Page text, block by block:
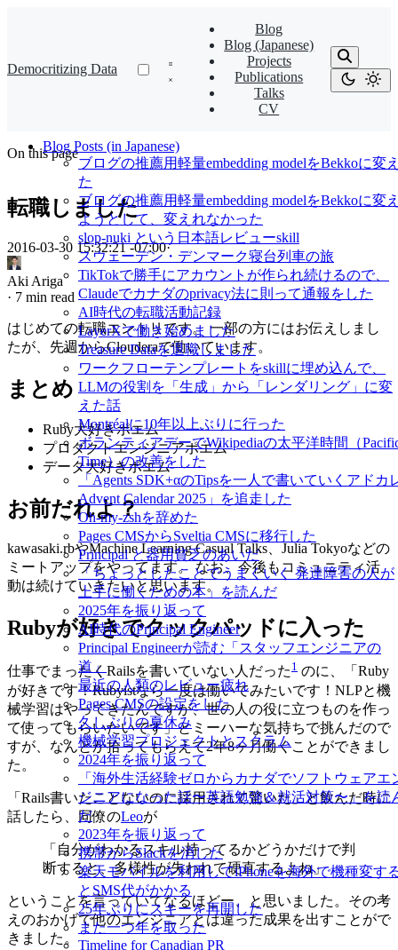
Democritizing Data
Blog
Blog (Japanese)
Projects
Publications
Talks
CV
Blog Posts (in Japanese)
ブログの推薦用軽量embedding modelをBekkoに変
た
ブログの推薦用軽量embedding modelをBekkoに変
ようとして、変えれなかった
slop-nuki という日本語レビューskill
スウェーデン・デンマーク寝台列車の旅
TikTokで勝手にアカウントが作られ続けるので、
Claudeでカナダのprivacy法に則って通報をした
AI時代の転職活動記録
LayerXで働き始めました
Treasure Dataを退職しました
ワークフローテンプレートをskillに埋め込んで、
LLMの役割を「生成」から「レンダリング」に変
えた話
Montréalに10年以上ぶりに行った
ボランティアデーでWikipediaの太平洋時間（
Time）の改善をした
「Agents SDK+αのTipsを一人で書いていくアドカ
Advent Calendar 2025」を追走した
Oh-my-zshを辞めた
Pages CMSからSveltia CMSに移行した
Principal と器用貧乏のあいだ
「ちょっとしたことでうまくいく 発達障害の人が
上手に働くための本」を読んだ
2025年を振り返って
AI時代のPrincipal Engineer
Principal Engineerが読む「スタッフエンジニアの
道」
最近の人類のレビュー疲れ
Pages CMSの設定をした
久しぶりの夏休み
機械学習プロジェクトとスクラム
2024年を振り返って
「海外生活経験ゼロからカナダでソフトウェアエ
ジニアになった話〜英語勉強＆就活対策〜」を読
だ
2023年を振り返って
携帯からSlackを消した
楽天モバイルを利用してiPhoneを海外で機種変す
とSMS代がかかる
25年ぶりにスキーを再開した
また一つ年を取った
Timeline for Canadian PR
On this page
転職しました
2016-03-30 15:32:21 -07:00·
Aki Ariga
· 7 min read
はじめての転職エントリです。 一部の方にはお伝えしまし
たが、先週からClouderaで働いています。
まとめ
Ruby大好きポエム
プロダクトエンジニアポエム
データ大好きポエム
お前だれよ？
kawasaki.rbやMachine Learning Casual Talks、Julia Tokyoなどの
ミートアップをやってます。 なお、今後もコミュニティ活
動は続けていきたいと思います。
Rubyが好きでクックパッドに入った
仕事でまったくRailsを書いていない人だった 1 のに、「Ruby
が好きです！Rubyistなら一度は働いてみたいです！NLPと機
械学習はやってきたんですが、世の人の役に立つものを作っ
て使ってもらいたいです」とミーハーな気持ちで挑んだので
すが、なんとか拾ってもらえて2年8ヶ月働くことができまし
た。
「Rails書いたことないのに採用されて驚いた」と飲んだ時に
話したら、同僚のLeoが
「自分がわかるスキル持ってるかどうかだけで判
断すると、多様性が失われて硬直するよね」
ということを言っていてなるほどー、と思いました。その考
えのおかげで他のエンジニアとは違った成果を出すことがで
きました。